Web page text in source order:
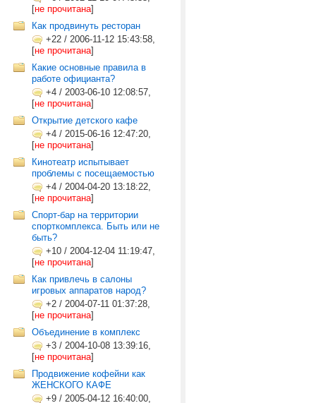
[не прочитана]
Как продвинуть ресторан
+22 / 2006-11-12 15:43:58,
[не прочитана]
Какие основные правила в
работе официанта?
+4 / 2003-06-10 12:08:57,
[не прочитана]
Открытие детского кафе
+4 / 2015-06-16 12:47:20,
[не прочитана]
Кинотеатр испытывает
проблемы с посещаемостью
+4 / 2004-04-20 13:18:22,
[не прочитана]
Спорт-бар на территории
спорткомплекса. Быть или не
быть?
+10 / 2004-12-04 11:19:47,
[не прочитана]
Как привлечь в салоны
игровых аппаратов народ?
+2 / 2004-07-11 01:37:28,
[не прочитана]
Объединение в комплекс
+3 / 2004-10-08 13:39:16,
[не прочитана]
Продвижение кофейни как
ЖЕНСКОГО КАФЕ
+9 / 2005-04-12 16:40:00,